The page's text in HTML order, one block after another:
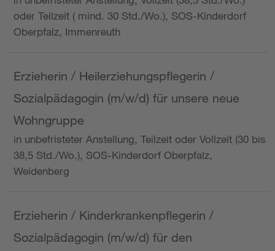
oder Teilzeit ( mind. 30 Std./Wo.), SOS-Kinderdorf
Oberpfalz, Immenreuth
Erzieherin / Heilerziehungspflegerin /
Sozialpädagogin (m/w/d) für unsere neue
Wohngruppe
in unbefristeter Anstellung, Teilzeit oder Vollzeit (30 bis
38,5 Std./Wo.), SOS-Kinderdorf Oberpfalz,
Weidenberg
Erzieherin / Kinderkrankenpflegerin /
Sozialpädagogin (m/w/d) für den